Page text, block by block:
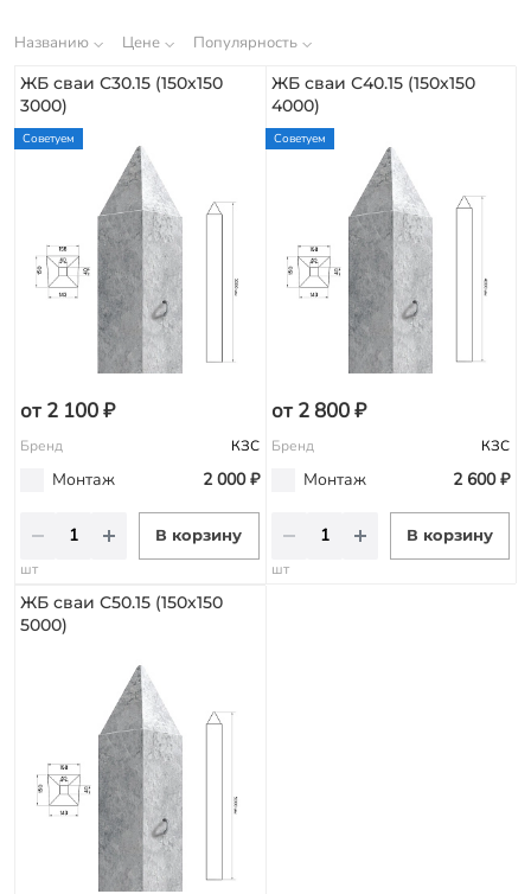
Названию Цене Популярность
ЖБ сваи С30.15 (150х150
3000)
Советуем
от 2 100 ₽
Бренд КЗС
Монтаж 2 000 ₽
В корзину
шт
ЖБ сваи С40.15 (150х150
4000)
Советуем
от 2 800 ₽
Бренд КЗС
Монтаж 2 600 ₽
В корзину
шт
ЖБ сваи С50.15 (150х150
5000)